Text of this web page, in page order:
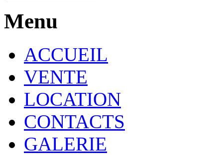
Menu
ACCUEIL
VENTE
LOCATION
CONTACTS
GALERIE